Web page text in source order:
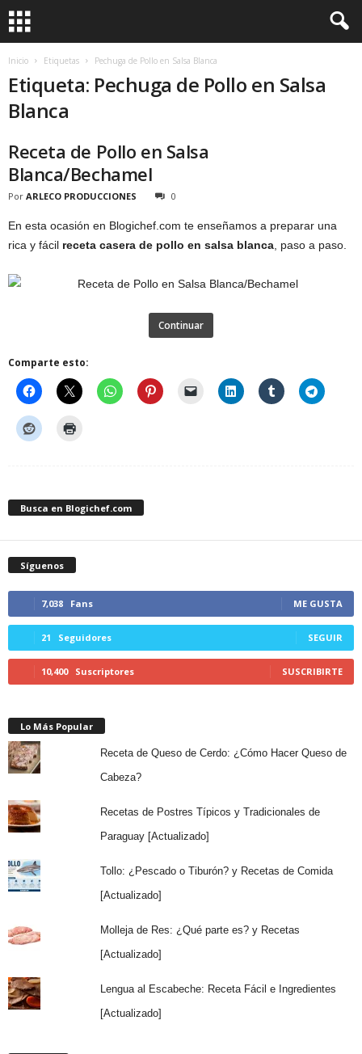
Inicio Etiquetas Pechuga de Pollo en Salsa Blanca
Etiqueta: Pechuga de Pollo en Salsa
Blanca
Receta de Pollo en Salsa
Blanca/Bechamel
Por ARLECO PRODUCCIONES 0
En esta ocasión en Blogichef.com te enseñamos a preparar una
rica y fácil receta casera de pollo en salsa blanca , paso a paso.
Continuar
Comparte esto:
Busca en Blogichef.com
Síguenos
7,038 Fans ME GUSTA
21 Seguidores SEGUIR
10,400 Suscriptores SUSCRIBIRTE
Lo Más Popular
Receta de Queso de Cerdo: ¿Cómo Hacer Queso de
Cabeza?
Recetas de Postres Típicos y Tradicionales de
Paraguay [Actualizado]
Tollo: ¿Pescado o Tiburón? y Recetas de Comida
[Actualizado]
Molleja de Res: ¿Qué parte es? y Recetas
[Actualizado]
Lengua al Escabeche: Receta Fácil e Ingredientes
[Actualizado]